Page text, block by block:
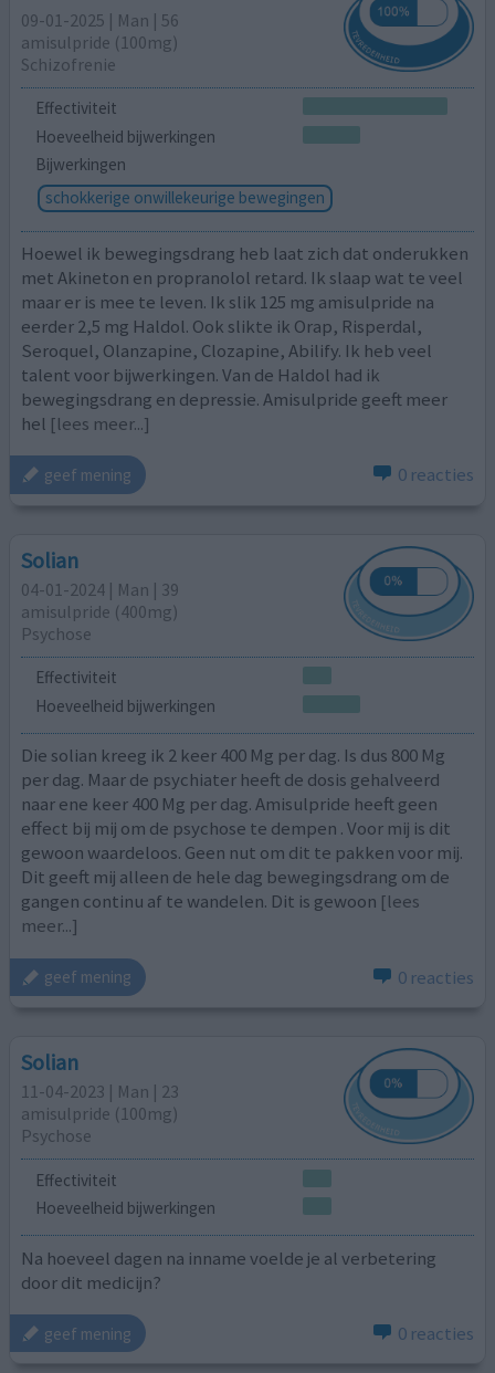
09-01-2025 | Man | 56
amisulpride (100mg)
Schizofrenie
Effectiviteit
Hoeveelheid bijwerkingen
Bijwerkingen
schokkerige onwillekeurige bewegingen
Hoewel ik bewegingsdrang heb laat zich dat onderukken
met Akineton en propranolol retard. Ik slaap wat te veel
maar er is mee te leven. Ik slik 125 mg amisulpride na
eerder 2,5 mg Haldol. Ook slikte ik Orap, Risperdal,
Seroquel, Olanzapine, Clozapine, Abilify. Ik heb veel
talent voor bijwerkingen. Van de Haldol had ik
bewegingsdrang en depressie. Amisulpride geeft meer
hel [lees meer...]
geef mening 0 reacties
Solian
04-01-2024 | Man | 39
amisulpride (400mg)
Psychose
Effectiviteit
Hoeveelheid bijwerkingen
Die solian kreeg ik 2 keer 400 Mg per dag. Is dus 800 Mg
per dag. Maar de psychiater heeft de dosis gehalveerd
naar ene keer 400 Mg per dag. Amisulpride heeft geen
effect bij mij om de psychose te dempen . Voor mij is dit
gewoon waardeloos. Geen nut om dit te pakken voor mij.
Dit geeft mij alleen de hele dag bewegingsdrang om de
gangen continu af te wandelen. Dit is gewoon [lees
meer...]
geef mening 0 reacties
Solian
11-04-2023 | Man | 23
amisulpride (100mg)
Psychose
Effectiviteit
Hoeveelheid bijwerkingen
Na hoeveel dagen na inname voelde je al verbetering
door dit medicijn?
geef mening 0 reacties